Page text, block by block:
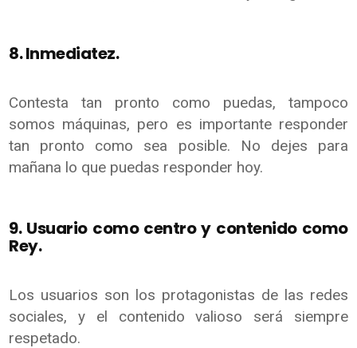
8. Inmediatez.
Contesta tan pronto como puedas, tampoco
somos máquinas, pero es importante responder
tan pronto como sea posible. No dejes para
mañana lo que puedas responder hoy.
9. Usuario como centro y contenido como
Rey.
Los usuarios son los protagonistas de las redes
sociales, y el contenido valioso será siempre
respetado.